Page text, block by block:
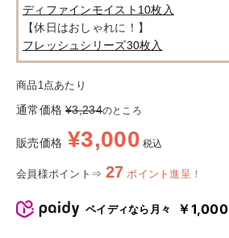
ディファインモイスト10枚入
【休日はおしゃれに！】
フレッシュシリーズ30枚入
商品1点あたり
通常価格 ¥3,234のところ
販売価格 ¥3,000 税込
会員様ポイント⇒ 27 ポイント進呈！
ペイディなら月々 ￥1,000